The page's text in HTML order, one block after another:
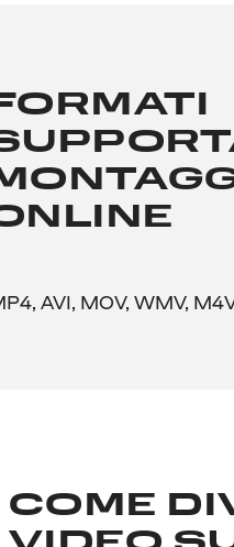
AVI, MOV, WMV,
COME